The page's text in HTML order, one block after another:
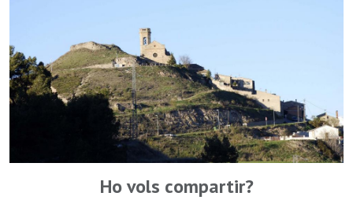
Ho vols compartir?